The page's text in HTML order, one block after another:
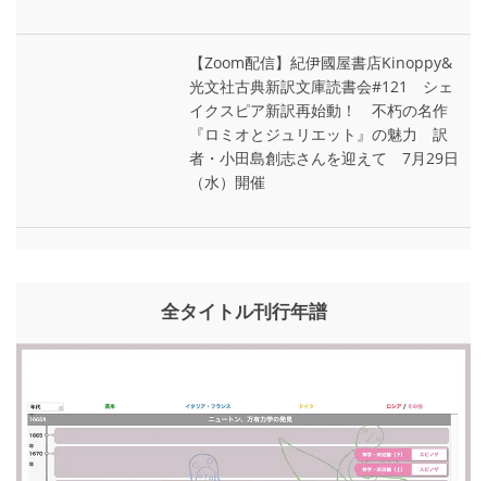
【Zoom配信】紀伊國屋書店Kinoppy&
光文社古典新訳文庫読書会#121 シェ
イクスピア新訳再始動！ 不朽の名作
『ロミオとジュリエット』の魅力 訳
者・小田島創志さんを迎えて 7月29日
（水）開催
全タイトル刊行年譜